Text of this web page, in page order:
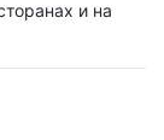
и на